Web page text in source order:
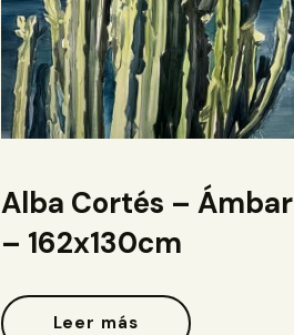
Alba Cortés – Ámbar
– 162x130cm
Leer más